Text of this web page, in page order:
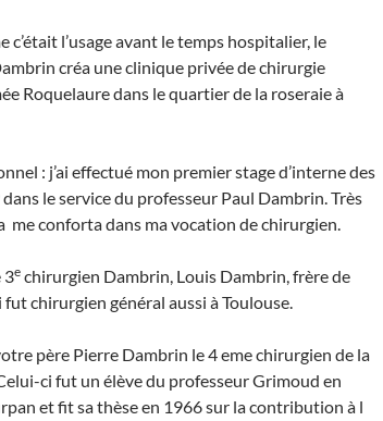
c’était l’usage avant le temps hospitalier, le
créa une clinique privée de chirurgie
Roquelaure dans le quartier de la roseraie à
: j’ai effectué mon premier stage d’interne des
le service du professeur Paul Dambrin. Très
me conforta dans ma vocation de chirurgien.
3e chirurgien Dambrin, Louis Dambrin, frère de
chirurgien général aussi à Toulouse.
père Pierre Dambrin le 4 eme chirurgien de la
ci fut un élève du professeur Grimoud en
et fit sa thèse en 1966 sur la contribution à l